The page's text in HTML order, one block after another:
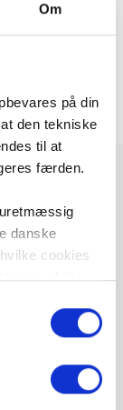
Om
på din
den tekniske
til at
færden.
danske
cookies
skal
adgang til
som er en del
fred i